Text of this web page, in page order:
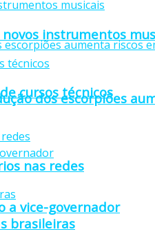
dos escorpiões
a vice-governador
instrumentos
cursos técnicos
nas redes
brasileiras